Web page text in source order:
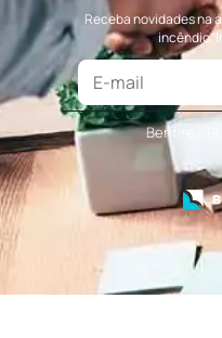
Terceirização de
Terceirização de
Terceirização de
Terceirização de
Terceirização de
Treinamento de
Treinamento de
Treinamento de
Treinamento de
Treinamento de
Treinamento de
Treinamento de
Treinamento de
Receba novidades na
incêndio.
Benfire -